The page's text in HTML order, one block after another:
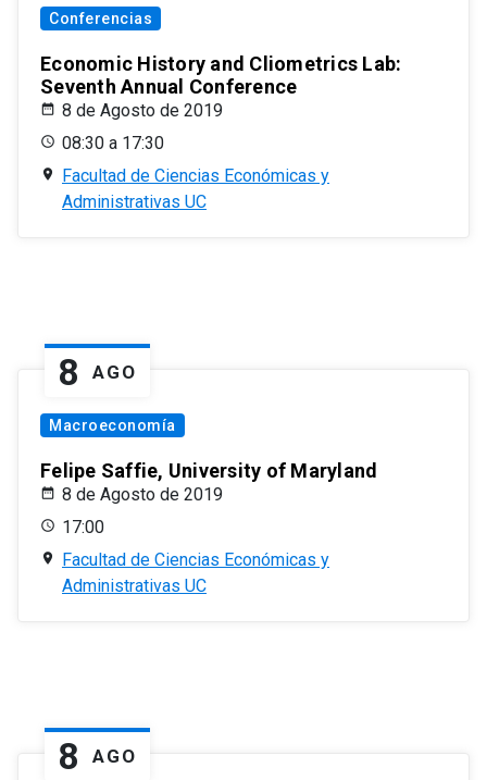
Conferencias
Economic History and Cliometrics Lab:
Seventh Annual Conference
8 de Agosto de 2019
08:30 a 17:30
Facultad de Ciencias Económicas y
Administrativas UC
8 AGO
Macroeconomía
Felipe Saffie, University of Maryland
8 de Agosto de 2019
17:00
Facultad de Ciencias Económicas y
Administrativas UC
8 AGO